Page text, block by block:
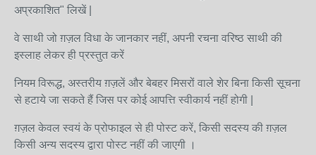
अप्रकाशित" लिखें |
वे साथी जो ग़ज़ल विधा के जानकार नहीं, अपनी रचना वरिष्ठ साथी की
इस्लाह लेकर ही प्रस्तुत करें
नियम विरूद्ध, अस्तरीय ग़ज़लें और बेबहर मिसरों वाले शेर बिना किसी सूचना
से हटाये जा सकते हैं जिस पर कोई आपत्ति स्वीकार्य नहीं होगी |
ग़ज़ल केवल स्वयं के प्रोफाइल से ही पोस्ट करें, किसी सदस्य की ग़ज़ल
किसी अन्य सदस्य द्वारा पोस्ट नहीं की जाएगी ।